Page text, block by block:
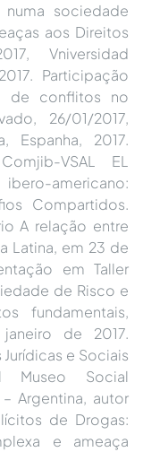
numa sociedade
aos Direitos
Vniversidad
Participação
de conflitos no
26/01/2017,
Espanha, 2017.
VSAL EL
americano:
Compartidos.
A relação entre
Latina, em 23 de
em Taller
de Risco e
fundamentais,
de 2017.
e Sociais
Museo Social
Argentina, autor
de Drogas:
e ameaça